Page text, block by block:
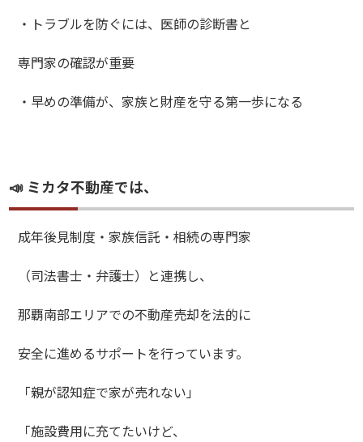
・トラブルを防ぐには、医師の診断書と
専門家の確認が重要
・早めの準備が、家族と財産を守る第一歩になる
📣 ミカタ不動産では、
成年後見制度・家族信託・相続の専門家
（司法書士・弁護士）と連携し、
那覇南部エリアでの不動産売却を法的に
安全に進めるサポートを行っています。
「親が認知症で家が売れない」
「施設費用に充てたいけど、